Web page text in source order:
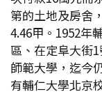
第的土地及房舍
4.46甲。1952年
區、在定阜大街
師範大學，迄今
有輔仁大學北京